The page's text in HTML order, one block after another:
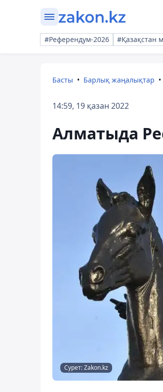
#Референдум-2026 #Қазақстан
Басты Барлық жаңалықтар
14:59, 19 қазан 2022
Алматыда
Сурет: Zakon.kz